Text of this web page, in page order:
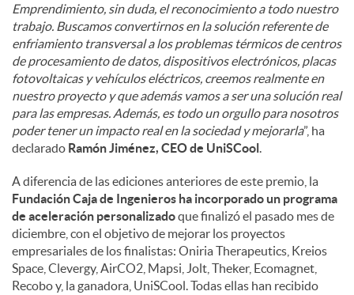
Emprendimiento, sin duda, el reconocimiento a todo nuestro
trabajo. Buscamos convertirnos en la solución referente de
enfriamiento transversal a los problemas térmicos de centros
de procesamiento de datos, dispositivos electrónicos, placas
fotovoltaicas y vehículos eléctricos, creemos realmente en
nuestro proyecto y que además vamos a ser una solución real
para las empresas. Además, es todo un orgullo para nosotros
poder tener un impacto real en la sociedad y mejorarla”, ha
declarado Ramón Jiménez, CEO de UniSCool .
A diferencia de las ediciones anteriores de este premio, la
Fundación Caja de Ingenieros ha incorporado un programa
de aceleración personalizadoque finalizó el pasado mes de
diciembre, con el objetivo de mejorar los proyectos
empresariales de los finalistas: Oniria Therapeutics, Kreios
Space, Clevergy, AirCO2, Mapsi, Jolt, Theker, Ecomagnet,
Recobo y, la ganadora, UniSCool. Todas ellas han recibido